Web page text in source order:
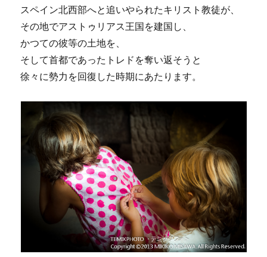
スペイン北西部へと追いやられたキリスト教徒が、
その地でアストゥリアス王国を建国し、
かつての彼等の土地を、
そして首都であったトレドを奪い返そうと
徐々に勢力を回復した時期にあたります。